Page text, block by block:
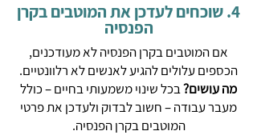
4. שוכחים לעדכן את המוטבים בקרן
הפנסיה
אם המוטבים בקרן הפנסיה לא מעודכנים,
הכספים עלולים להגיע לאנשים לא רלוונטיים.
מה עושים?בכל שינוי משמעותי בחיים – כולל
מעבר עבודה – חשוב לבדוק ולעדכן את פרטי
המוטבים בקרן הפנסיה.